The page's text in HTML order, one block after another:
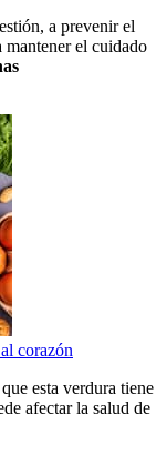
a prevenir el
mantener el cuidado
corazón
esta verdura tiene
afectar la salud de